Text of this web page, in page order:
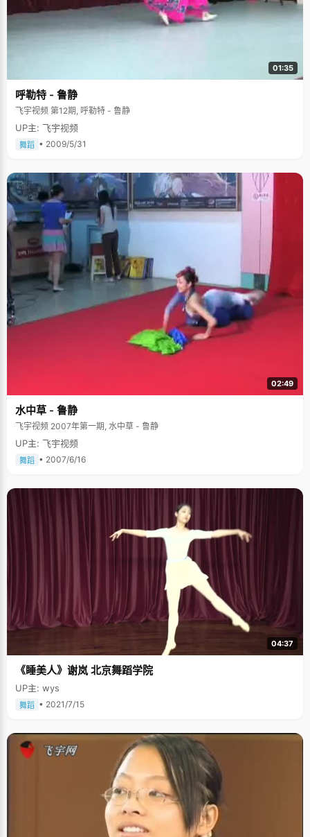
01:35
呼勒特 - 鲁静
飞宇视频 第12期, 呼勒特 - 鲁静
UP主: 飞宇视频
舞蹈 • 2009/5/31
02:49
水中草 - 鲁静
飞宇视频 2007年第一期, 水中草 - 鲁静
UP主: 飞宇视频
舞蹈 • 2007/6/16
04:37
《睡美人》谢岚 北京舞蹈学院
UP主: wys
舞蹈 • 2021/7/15